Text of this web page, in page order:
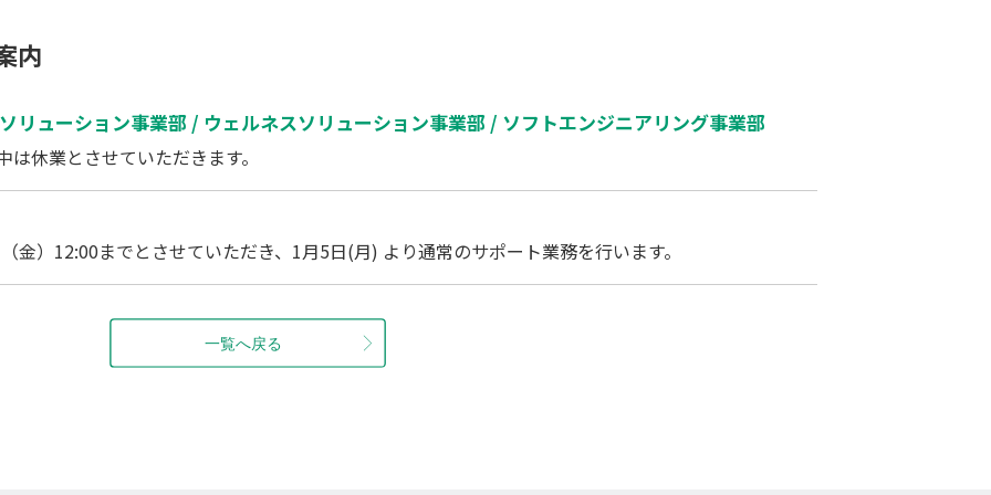
内
リューション事業部 / ウェルネスソリューション事業部 / ソフトエンジニアリング事業部
休業とさせていただきます。
金）12:00までとさせていただき、1月5日(月) より通常のサポート業務を行います。